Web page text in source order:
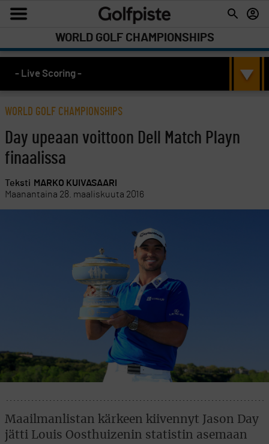
WORLD GOLF CHAMPIONSHIPS
- Live Scoring -
WORLD GOLF CHAMPIONSHIPS
Day upeaan voittoon Dell Match Playn
finaalissa
Teksti MARKO KUIVASAARI
Maanantaina 28. maaliskuuta 2016
Maailmanlistan kärkeen kiivennyt Jason Day
jätti Louis Oosthuizenin statistin asemaan